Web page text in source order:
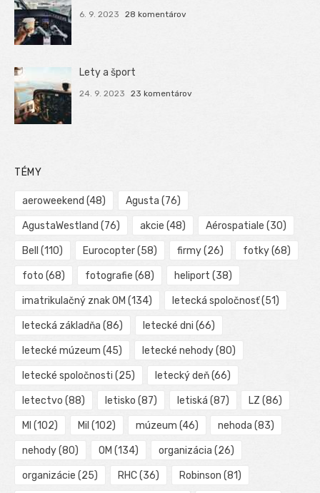
6. 9. 2023 28 komentárov
Lety a šport
24. 9. 2023 23 komentárov
TÉMY
aeroweekend (48) Agusta (76)
AgustaWestland (76) akcie (48) Aérospatiale (30)
Bell (110) Eurocopter(58) firmy(26) fotky(68)
foto (68) fotografie (68) heliport (38)
imatrikulačný znak OM (134) letecká spoločnosť(51)
letecká základňa (86) letecké dni (66)
letecké múzeum (45) letecké nehody(80)
letecké spoločnosti (25) letecký deň(66)
letectvo (88) letisko (87) letiská (87) LZ (86)
MI (102) Mil (102) múzeum (46) nehoda (83)
nehody(80) OM (134) organizácia (26)
organizácie (25) RHC(36) Robinson (81)